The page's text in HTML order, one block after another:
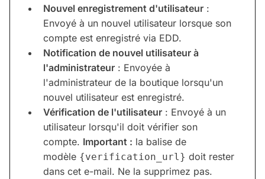
Nouvel enregistrement d'utilisateur :
Envoyé à un nouvel utilisateur lorsque son
compte est enregistré via EDD.
Notification de nouvel utilisateur à
l'administrateur : Envoyée à
l'administrateur de la boutique lorsqu'un
nouvel utilisateur est enregistré.
Vérification de l'utilisateur : Envoyé à un
utilisateur lorsqu'il doit vérifier son
compte. Important : la balise de
modèle {verification_url} doit rester
dans cet e-mail. Ne la supprimez pas.